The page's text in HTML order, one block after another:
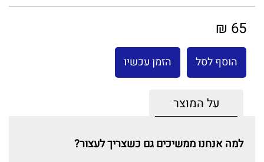
65 ₪
הוסף לסל הזמן עכשיו
על המוצר
למה אנחנו ממשיכים גם כשצריך לעצור?